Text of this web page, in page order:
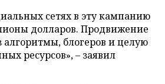
сетях в эту кампанию
долларов. Продвижение
алгоритмы, блогеров и целую
ресурсов», – заявил